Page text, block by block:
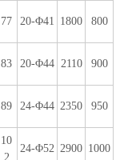
77 20-Φ41 1800 800
83 20-Φ44 2110 900
89 24-Φ44 2350 950
10
2
24-Φ52 2900 1000